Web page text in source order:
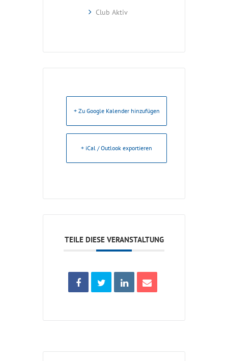
Club Aktiv
+ Zu Google Kalender hinzufügen
+ iCal / Outlook exportieren
TEILE DIESE VERANSTALTUNG